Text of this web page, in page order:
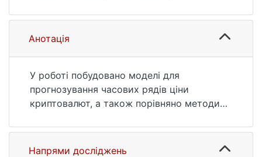
https://ir.library.knu.ua/handle/123456789/171
3 (дата звернення: 25.07.2026).
Анотація
У роботі побудовано моделі для
прогнозування часових рядів ціни
криптовалют, а також порівняно методи
Напрями досліджень